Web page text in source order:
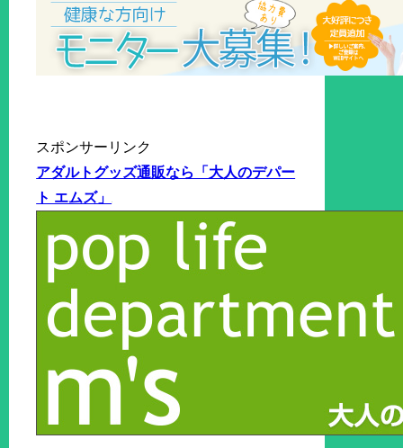
スポンサーリンク
アダルトグッズ通販なら「大人のデパー
ト エムズ」